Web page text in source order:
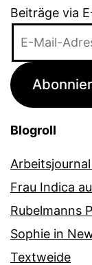
Beiträge via
Adresse
Blogroll
Frau Indica
Rubelmanns
Sophie in
Textweide